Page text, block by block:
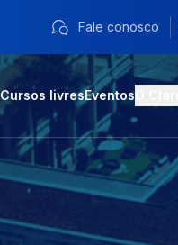
Fale conosco
Cursos livresEventos